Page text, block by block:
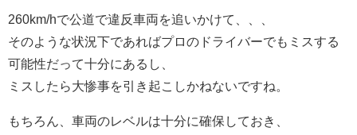
260km/hで公道で違反車両を追いかけて、、、
そのような状況下であればプロのドライバーでもミスする
可能性だって十分にあるし、
ミスしたら大惨事を引き起こしかねないですね。
もちろん、車両のレベルは十分に確保しておき、